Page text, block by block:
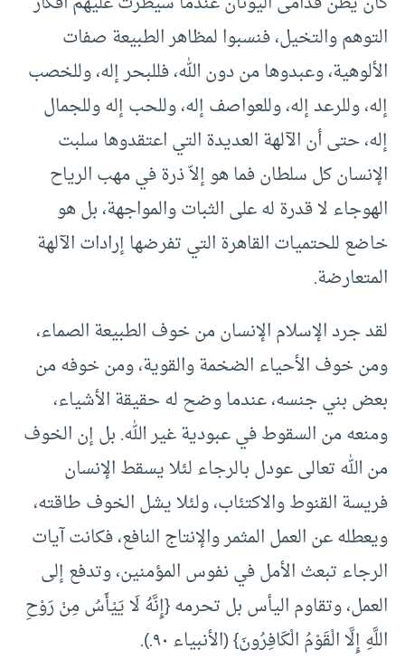
التوهم والتخيل، فنسبوا لمظاهر الطبيعة صفات
الألوهية، وعبدوها من دون الله، فللبحر إله، وللخصب
إله، وللرعد إله، وللعواصف إله، وللحب إله وللجمال
إله، حتى أن الآلهة العديدة التي اعتقدوها سلبت
الإنسان كل سلطان فما هو إلاّ ذرة في مهب الرياح
الهوجاء لا قدرة له على الثبات والمواجهة، بل هو
خاضع للحتميات القاهرة التي تفرضها إرادات الآلهة
المتعارضة.
لقد جرد الإسلام الإنسان من خوف الطبيعة الصماء،
ومن خوف الأحياء الضخمة والقوية، ومن خوفه من
بعض بني جنسه، عندما وضح له حقيقة الأشياء،
ومنعه من السقوط في عبودية غير الله. بل إن الخوف
من الله تعالى عودل بالرجاء لئلا يسقط الإنسان
فريسة القنوط والاكتئاب، ولئلا يشل الخوف طاقته،
ويعطله عن العمل المثمر والإنتاج النافع، فكانت آيات
الرجاء تبعث الأمل في نفوس المؤمنين، وتدفع إلى
العمل، وتقاوم اليأس بل تحرمه {إِنَّهُ لَا يَيْأَسُ مِنْ رَوْحِ
اللَّهِ إِلَّا الْقَوْمُ الْكَافِرُونَ} (الأنبياء ٩٠.).